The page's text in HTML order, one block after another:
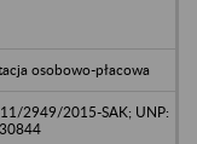
osobowo-płacowa
2949/2015-SAK; UNP: